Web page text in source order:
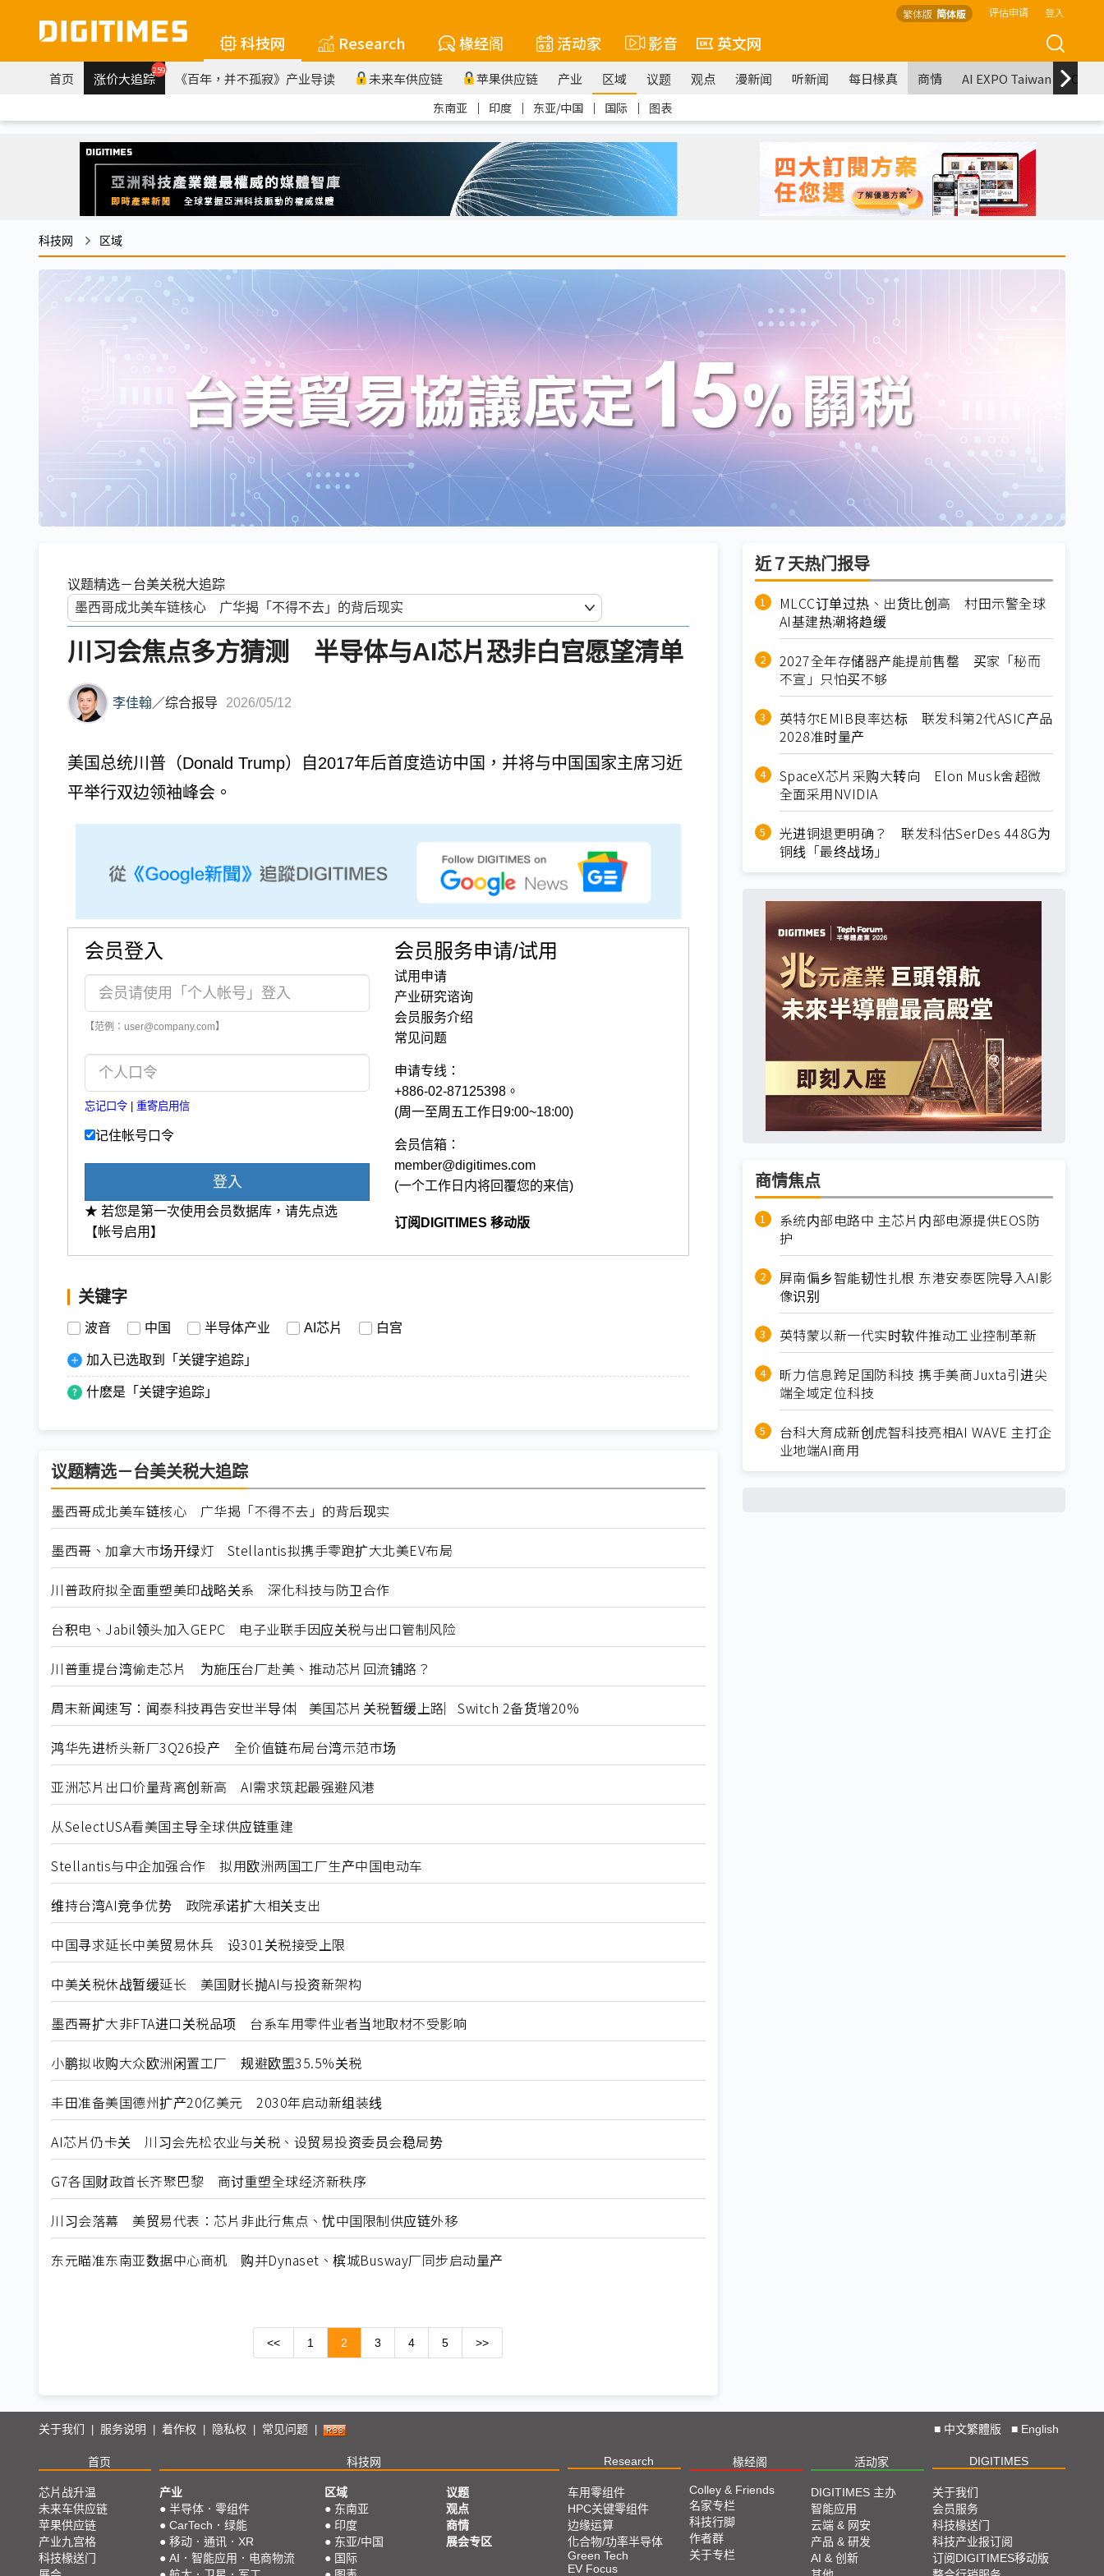
繁体版 简体版 评估申请 登入
科技网 Research 椽经阁 活动家 影音 英文网
首页 涨价大追踪259 《百年，并不孤寂》产业导读 未来车供应链 苹果供应链 产业 区域 议题 观点 漫新闻 听新闻 每日椽真 商情 AI EXPO Taiwan
东南亚 ｜ 印度 ｜ 东亚/中国 ｜ 国际 ｜ 图表
科技网 区域
议题精选－台美关税大追踪
川习会焦点多方猜测 半导体与AI芯片恐非白宫愿望清单
李佳翰／综合报导 2026/05/12
美国总统川普（Donald Trump）自2017年后首度造访中国，并将与中国国家主席习近
平举行双边领袖峰会。
会员登入
【范例：user@company.com】
忘记口令 重寄启用信
记住帐号口令
登入
★ 若您是第一次使用会员数据库，请先点选
【帐号启用】
会员服务申请/试用
试用申请
产业研究谘询
会员服务介绍
常见问题
申请专线：
+886-02-87125398。
(周一至周五工作日9:00~18:00)
会员信箱：
member@digitimes.com
(一个工作日内将回覆您的来信)
订阅DIGITIMES 移动版
关键字
波音 中国 半导体产业 AI芯片 白宫
加入已选取到「关键字追踪」
什麽是「关键字追踪」
议题精选－台美关税大追踪
墨西哥成北美车链核心 广华揭「不得不去」的背后现实
墨西哥、加拿大市场开绿灯 Stellantis拟携手零跑扩大北美EV布局
川普政府拟全面重塑美印战略关系 深化科技与防卫合作
台积电、Jabil领头加入GEPC 电子业联手因应关税与出口管制风险
川普重提台湾偷走芯片 为施压台厂赴美、推动芯片回流铺路？
周末新闻速写：闻泰科技再告安世半导体︳美国芯片关税暂缓上路︳Switch 2备货增20%
鸿华先进桥头新厂3Q26投产 全价值链布局台湾示范市场
亚洲芯片出口价量背离创新高 AI需求筑起最强避风港
从SelectUSA看美国主导全球供应链重建
Stellantis与中企加强合作 拟用欧洲两国工厂生产中国电动车
维持台湾AI竞争优势 政院承诺扩大相关支出
中国寻求延长中美贸易休兵 设301关税接受上限
中美关税休战暂缓延长 美国财长抛AI与投资新架构
墨西哥扩大非FTA进口关税品项 台系车用零件业者当地取材不受影响
小鹏拟收购大众欧洲闲置工厂 规避欧盟35.5%关税
丰田准备美国德州扩产20亿美元 2030年启动新组装线
AI芯片仍卡关 川习会先松农业与关税、设贸易投资委员会稳局势
G7各国财政首长齐聚巴黎 商讨重塑全球经济新秩序
川习会落幕 美贸易代表：芯片非此行焦点、忧中国限制供应链外移
东元瞄准东南亚数据中心商机 购并Dynaset、槟城Busway厂同步启动量产
<< 1 2 3 4 5 >>
近７天热门报导
MLCC订单过热、出货比创高 村田示警全球
AI基建热潮将趋缓
2027全年存储器产能提前售罄 买家「秘而
不宣」只怕买不够
英特尔EMIB良率达标 联发科第2代ASIC产品
2028准时量产
SpaceX芯片采购大转向 Elon Musk舍超微
全面采用NVIDIA
光进铜退更明确？ 联发科估SerDes 448G为
铜线「最终战场」
商情焦点
系统内部电路中 主芯片内部电源提供EOS防
护
屏南偏乡智能韧性扎根 东港安泰医院导入AI影
像识别
英特蒙以新一代实时软件推动工业控制革新
昕力信息跨足国防科技 携手美商Juxta引进尖
端全域定位科技
台科大育成新创虎智科技亮相AI WAVE 主打企
业地端AI商用
关于我们 服务说明 着作权 隐私权 常见问题 ■ 中文繁體版 ■ English
首页 科技网 Research 椽经阁 活动家 DIGITIMES
芯片战升温
未来车供应链
苹果供应链
产业九宫格
科技椽送门
产业
● 半导体．零组件
● CarTech．绿能
● 移动．通讯．XR
● AI．智能应用．电商物流
区域
● 东南亚
● 印度
● 东亚/中国
● 国际
议题
观点
商情
展会专区
车用零组件
HPC关键零组件
边缘运算
化合物/功率半导体
Green Tech
EV Focus
Colley & Friends
名家专栏
科技行脚
作者群
关于专栏
DIGITIMES 主办
智能应用
云端 & 网安
产品 & 研发
AI & 创新
关于我们
会员服务
科技椽送门
科技产业报订阅
订阅DIGITIMES移动版